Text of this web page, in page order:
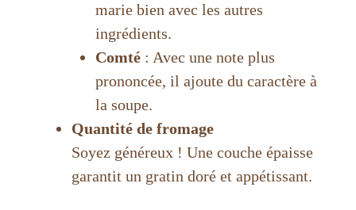
marie bien avec les autres
ingrédients.
Comté : Avec une note plus
prononcée, il ajoute du caractère à
la soupe.
Quantité de fromage
Soyez généreux ! Une couche épaisse
garantit un gratin doré et appétissant.